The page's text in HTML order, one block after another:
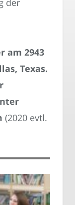
der
am 2943
Texas.
(2020 evtl.